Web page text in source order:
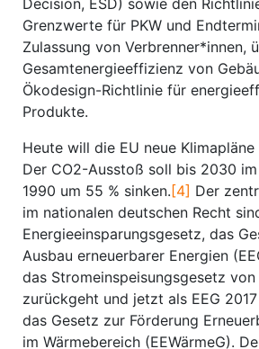
Decision, ESD) sowie den
Grenzwerte für PKW und
Zulassung von Verbrenner*innen,
Gesamtenergieeffizienz von
Ökodesign-Richtlinie für
Produkte.
Heute will die EU neue Klimapläne
Der CO2-Ausstoß soll bis 2030
1990 um 55 % sinken. [4] Der
im nationalen deutschen Recht
Energieeinsparungsgesetz, das
Ausbau erneuerbarer Energien
das Stromeinspeisungsgesetz von
zurückgeht und jetzt als EEG
das Gesetz zur Förderung
im Wärmebereich (EEWärmeG).